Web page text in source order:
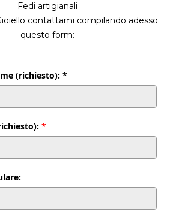
Fedi artigianali
contattami compilando adesso
questo form:
(richiesto): *
*